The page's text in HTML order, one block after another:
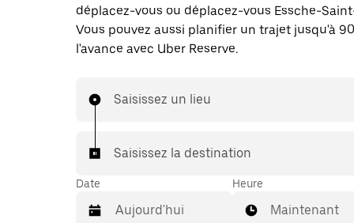
déplacez-vous ou déplacez-vous Essche-
Vous pouvez aussi planifier un trajet jusqu'à
l'avance avec Uber Reserve.
Saisissez un lieu
Saisissez la destination
Date Heure
Maintenant